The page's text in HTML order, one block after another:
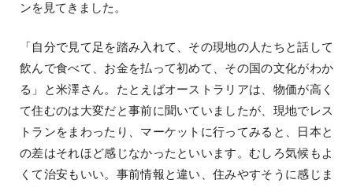
ンを見てきました。
「自分で見て足を踏み入れて、その現地の人たちと話して
飲んで食べて、お金を払って初めて、その国の文化がわか
る」と米澤さん。たとえばオーストラリアは、物価が高く
て住むのは大変だと事前に聞いていましたが、現地でレス
トランをまわったり、マーケットに行ってみると、日本と
の差はそれほど感じなかったといいます。むしろ気候もよ
くて治安もいい。事前情報と違い、住みやすそうに感じま